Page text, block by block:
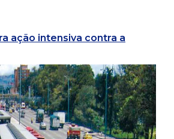
ação intensiva contra a